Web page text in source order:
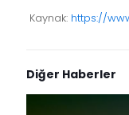
Kaynak: https://
Diğer Haberler